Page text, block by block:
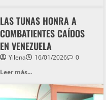
LAS TUNAS HONRA A
COMBATIENTES CAÍDOS
EN VENEZUELA
Yilena 16/01/2026
0
Leer más...